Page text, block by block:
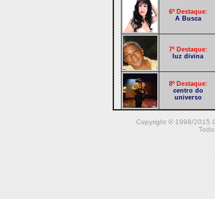
6º Destaque:
A Busca
7º Destaque:
luz divina
8º Destaque:
centro do
universo
9º Destaque:
funk rio
10º Destaque:
pau brasil
Copyright © 1998/2015